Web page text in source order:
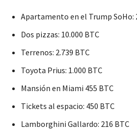
Apartamento en el Trump SoHo:
Dos pizzas: 10.000 BTC
Terrenos: 2.739 BTC
Toyota Prius: 1.000 BTC
Mansión en Miami 455 BTC
Tickets al espacio: 450 BTC
Lamborghini Gallardo: 216 BTC